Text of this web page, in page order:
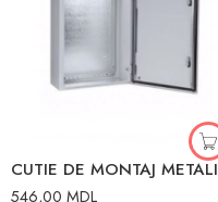
546,00 MDL